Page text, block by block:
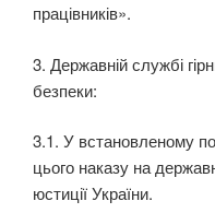
працівників».
3. Державній службі
безпеки:
3.1. У встановленому
цього наказу на
юстиції України.